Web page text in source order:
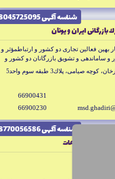
شناسه آگهى 8045725095
ايران و يونان
فعالين تجارى دو كشور و ارتباطمؤثر و
ساماندهى و تشويق بازرگانان دو كشور و
صيامى، پلاك3 طبقه سوم واحد5
66900431
66900230
شناسه آگهى 8770056586
فناورى اطلاعات